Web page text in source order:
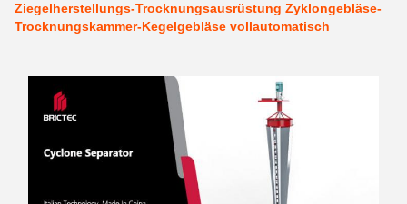
Ziegelherstellungs-Trocknungsausrüstung Zyklongebläse-
Trocknungskammer-Kegelgebläse vollautomatisch